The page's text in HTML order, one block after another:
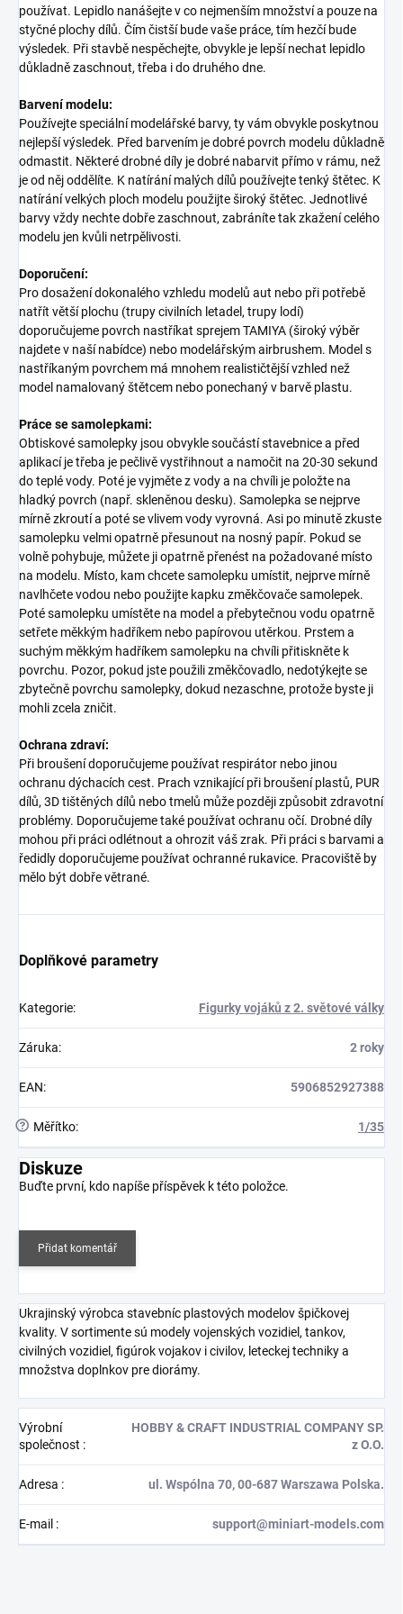
používat. Lepidlo nanášejte v co nejmenším množství a pouze na
styčné plochy dílů. Čím čistší bude vaše práce, tím hezčí bude
výsledek. Při stavbě nespěchejte, obvykle je lepší nechat lepidlo
důkladně zaschnout, třeba i do druhého dne.
Barvení modelu:
Používejte speciální modelářské barvy, ty vám obvykle poskytnou
nejlepší výsledek. Před barvením je dobré povrch modelu důkladně
odmastit. Některé drobné díly je dobré nabarvit přímo v rámu, než
je od něj oddělíte. K natírání malých dílů používejte tenký štětec. K
natírání velkých ploch modelu použijte široký štětec. Jednotlivé
barvy vždy nechte dobře zaschnout, zabráníte tak zkažení celého
modelu jen kvůli netrpělivosti.
Doporučení:
Pro dosažení dokonalého vzhledu modelů aut nebo při potřebě
natřít větší plochu (trupy civilních letadel, trupy lodí)
doporučujeme povrch nastříkat sprejem TAMIYA (široký výběr
najdete v naší nabídce) nebo modelářským airbrushem. Model s
nastříkaným povrchem má mnohem realističtější vzhled než
model namalovaný štětcem nebo ponechaný v barvě plastu.
Práce se samolepkami:
Obtiskové samolepky jsou obvykle součástí stavebnice a před
aplikací je třeba je pečlivě vystřihnout a namočit na 20-30 sekund
do teplé vody. Poté je vyjměte z vody a na chvíli je položte na
hladký povrch (např. skleněnou desku). Samolepka se nejprve
mírně zkroutí a poté se vlivem vody vyrovná. Asi po minutě zkuste
samolepku velmi opatrně přesunout na nosný papír. Pokud se
volně pohybuje, můžete ji opatrně přenést na požadované místo
na modelu. Místo, kam chcete samolepku umístit, nejprve mírně
navlhčete vodou nebo použijte kapku změkčovače samolepek.
Poté samolepku umístěte na model a přebytečnou vodu opatrně
setřete měkkým hadříkem nebo papírovou utěrkou. Prstem a
suchým měkkým hadříkem samolepku na chvíli přitiskněte k
povrchu. Pozor, pokud jste použili změkčovadlo, nedotýkejte se
zbytečně povrchu samolepky, dokud nezaschne, protože byste ji
mohli zcela zničit.
Ochrana zdraví:
Při broušení doporučujeme používat respirátor nebo jinou
ochranu dýchacích cest. Prach vznikající při broušení plastů, PUR
dílů, 3D tištěných dílů nebo tmelů může později způsobit zdravotní
problémy. Doporučujeme také používat ochranu očí. Drobné díly
mohou při práci odlétnout a ohrozit váš zrak. Při práci s barvami a
ředidly doporučujeme používat ochranné rukavice. Pracoviště by
mělo být dobře větrané.
Doplňkové parametry
Kategorie: Figurky vojáků z 2. světové války
Záruka: 2 roky
EAN: 5906852927388
? Měřítko: 1/35
Diskuze
Buďte první, kdo napíše příspěvek k této položce.
Přidat komentář
Ukrajinský výrobca stavebníc plastových modelov špičkovej
kvality. V sortimente sú modely vojenských vozidiel, tankov,
civilných vozidiel, figúrok vojakov i civilov, leteckej techniky a
množstva doplnkov pre diorámy.
Výrobní
společnost :
HOBBY & CRAFT INDUSTRIAL COMPANY SP.
z O.O.
Adresa : ul. Wspólna 70, 00-687 Warszawa Polska.
E-mail : support@miniart-models.com